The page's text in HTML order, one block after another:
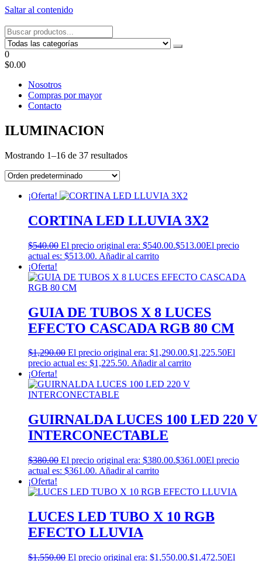
Saltar al contenido
Tel: 22087679 – Cel: 097 822122 – Joaquín Requena 2459
0
$0.00
Nosotros
Compras por mayor
Contacto
ILUMINACION
Mostrando 1–16 de 37 resultados
¡Oferta!
CORTINA LED LLUVIA 3X2
$540.00 El precio original era: $540.00.$513.00El precio
actual es: $513.00. Añadir al carrito
¡Oferta!
GUIA DE TUBOS X 8 LUCES
EFECTO CASCADA RGB 80 CM
$1,290.00 El precio original era: $1,290.00.$1,225.50El
precio actual es: $1,225.50. Añadir al carrito
¡Oferta!
GUIRNALDA LUCES 100 LED 220 V
INTERCONECTABLE
$380.00 El precio original era: $380.00.$361.00El precio
actual es: $361.00. Añadir al carrito
¡Oferta!
LUCES LED TUBO X 10 RGB
EFECTO LLUVIA
$1,550.00 El precio original era: $1,550.00.$1,472.50El